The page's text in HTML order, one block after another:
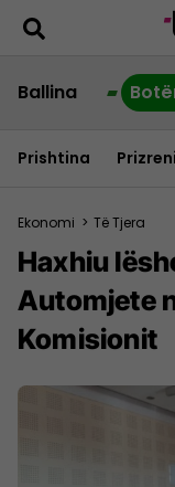
Ballina
Prishtina Prizreni
Ekonomi > Të Tjera
Haxhiu
Automjete
Komisionit